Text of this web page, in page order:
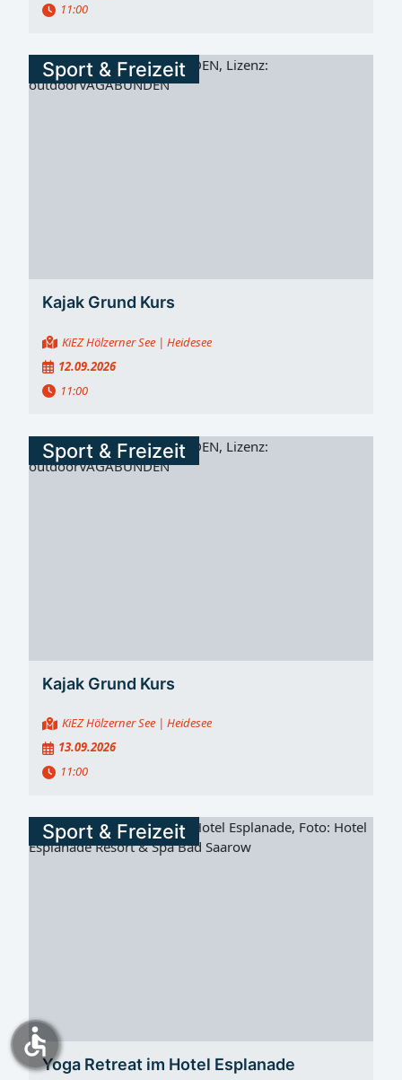
11:00
Sport & Freizeit
Kajak Grund Kurs
KiEZ Hölzerner See | Heidesee
12.09.2026
11:00
Sport & Freizeit
Kajak Grund Kurs
KiEZ Hölzerner See | Heidesee
13.09.2026
11:00
Sport & Freizeit
Yoga Retreat im Hotel Esplanade
accessible